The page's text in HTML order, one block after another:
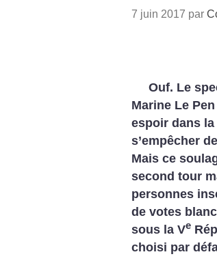
7 juin 2017 par
Ouf. Le
Marine Le
espoir dans
s’empêcher
Mais ce
second tour
personnes
de votes
sous la Ve
choisi par